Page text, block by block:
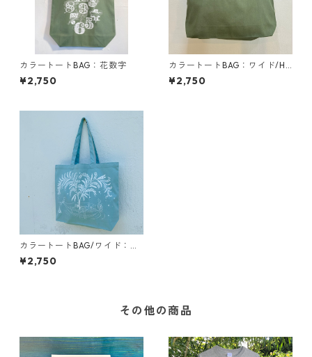
カラートートBAG：花数字
¥2,750
カラートートBAG：ワイド/HE
RBS
¥2,750
カラートートBAG/ワイド：木
陰の舟
¥2,750
その他の商品